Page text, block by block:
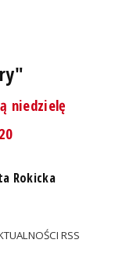
niedzielę
Rokicka
RSS